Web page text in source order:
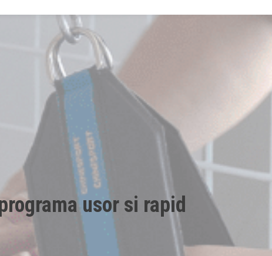
usor si rapid